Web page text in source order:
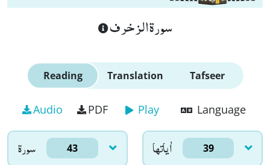
سورة الزخرف
Reading Translation Tafseer
Audio PDF Play Language
سورۃ 43 اٰياتها 39